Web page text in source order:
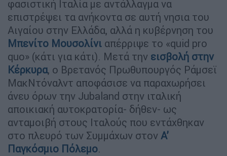
φασιστική Ιταλία με αντάλλαγμα να
επιστρέψει τα ανήκοντα σε αυτή νησια του
Αιγαίου στην Ελλάδα, αλλά η κυβέρνηση του
Μπενίτο Μουσολίνι απέρριψε το «quid pro
quo» (κάτι για κάτι). Μετά την εισβολή στην
Κέρκυρα, ο Βρετανός Πρωθυπουργός Ράμσεϊ
ΜακΝτόναλντ αποφάσισε να παραχωρήσει
άνευ όρων την Jubaland στην ιταλική
αποικιακή αυτοκρατορία- δήθεν- ως
ανταμοιβή στους Ιταλούς που εντάχθηκαν
στο πλευρό των Συμμάχων στον Α’
Παγκόσμιο Πόλεμο.